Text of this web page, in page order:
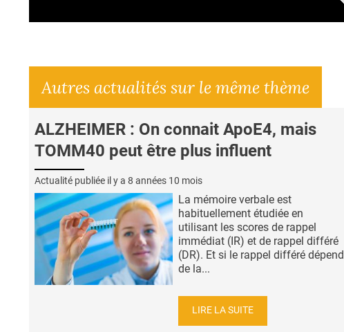
Autres actualités sur le même thème
ALZHEIMER : On connait ApoE4, mais
TOMM40 peut être plus influent
Actualité publiée il y a 8 années 10 mois
La mémoire verbale est
habituellement étudiée en
utilisant les scores de rappel
immédiat (IR) et de rappel différé
(DR). Et si le rappel différé dépend
de la...
LIRE LA SUITE